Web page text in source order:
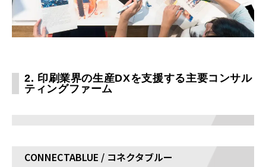
2. 印刷業界の生産DXを支援する主要コンサル
ティングファーム
CONNECTABLUE / コネクタブルー